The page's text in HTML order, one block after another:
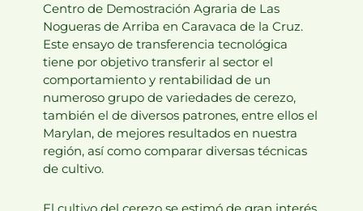
Centro de Demostración Agraria de Las
Nogueras de Arriba en Caravaca de la Cruz.
Este ensayo de transferencia tecnológica
tiene por objetivo transferir al sector el
comportamiento y rentabilidad de un
numeroso grupo de variedades de cerezo,
también el de diversos patrones, entre ellos el
Marylan, de mejores resultados en nuestra
región, así como comparar diversas técnicas
de cultivo.
El cultivo del cerezo se estimó de gran interés